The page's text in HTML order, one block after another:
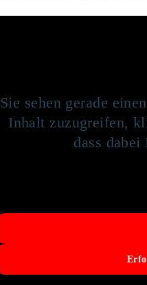
Sie sehen gerade
Inhalt zuzugreifen,
dass